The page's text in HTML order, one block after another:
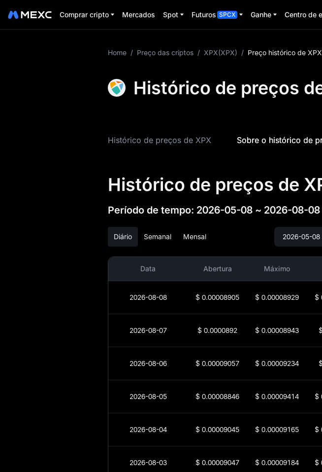
Comprar cripto Mercados Spot Futuros SPCX Ganhe Centro de
Home / Preço das criptos / XPX(XPX) / Preço histórico de XPX
Histórico de preços
Histórico de preços de XPX Sobre o histórico de
Histórico de preços de
Período de tempo: 2026-05-08 ~ 2026-08-08
Diário Semanal Mensal
Data Abertura Máximo
2026-08-08 $ 0.00008905 $ 0.00008929 $
2026-08-07 $ 0.0000892 $ 0.00008943 $
2026-08-06 $ 0.00009057 $ 0.00009234 $
2026-08-05 $ 0.00008846 $ 0.00009414 $
2026-08-04 $ 0.00009045 $ 0.00009165 $
2026-08-03 $ 0.00009047 $ 0.00009184 $